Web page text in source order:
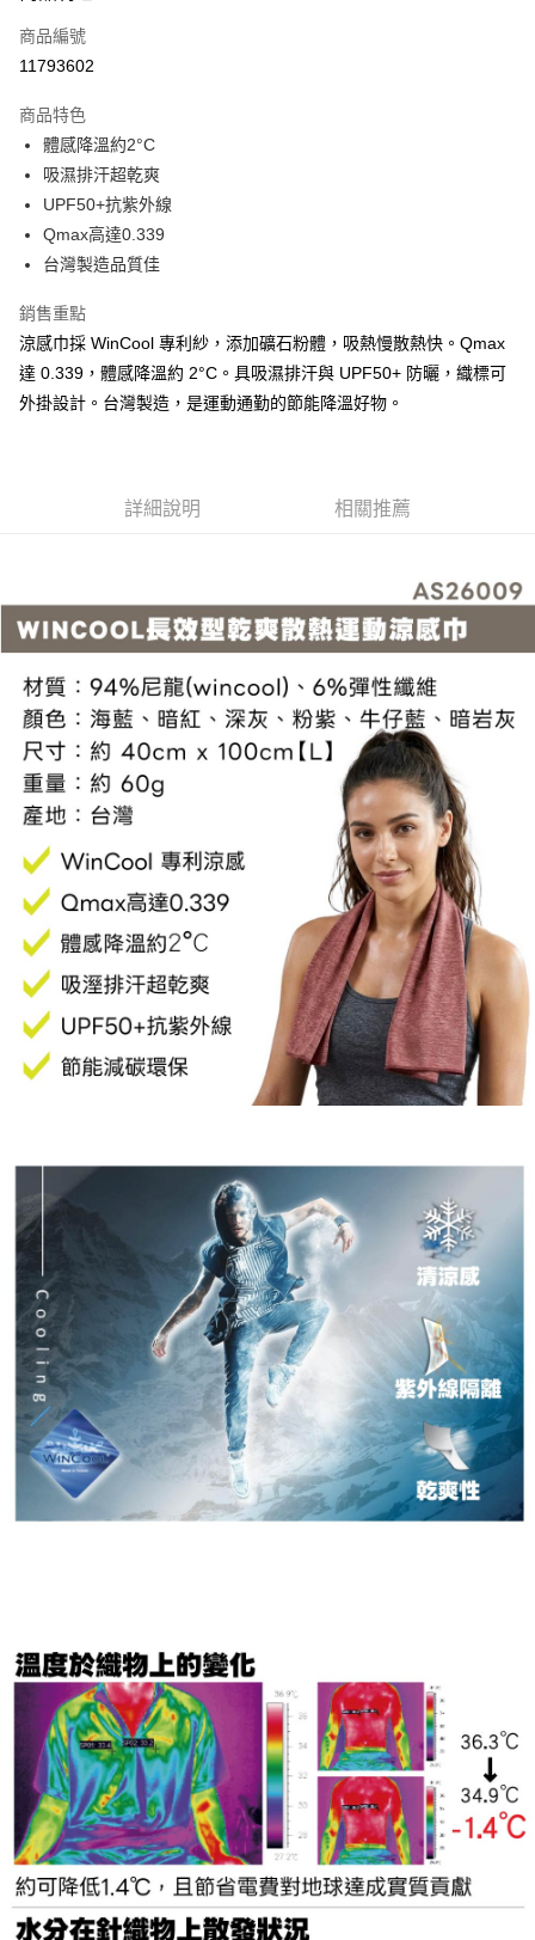
Apple Pay
悠遊付
Google Pay
全盈+PAY
AFTEE先享後付
【關於「AFTEE先享後付」】
AFTEE先享後付是「在收到商品之後才付款」的支付方式。 讓您購物簡單
１．簡單：不需註冊會員、不需綁卡、不需儲值。
２．便利：只要手機號碼，簡訊認證，即可結帳。
結帳頁面，進行簡訊認證並確認金額後，即可完成結帳。
※ 請注意：結帳手續完成當下不需立刻繳費，但若您需要取消訂單，請聯絡
購買商品的店家。未經商家同意取消之訂單仍視為有效，需透過AFTEE先享
後付繳納相關費用。
是否繳費成功／繳費後需取消欲退款等相關疑問，請聯繫「AFTEE先享後付
客戶支援中心」
https://netprotections.freshdesk.com/support/home
【注意事項】
１．透過由恩沛科技股份有限公司提供之「AFTEE先享後付」服務完成之交
易，需依本服務之必要範圍內提供個人資料，並將交易相關給付款項請求債
權轉讓予恩沛科技股份有限公司。
２．關於個人資料處理事宜，請瀏覽以下網址：
https://aftee.tw/terms/#terms3
３．未成年的使用者請事先徵得法定代理人或監護人之同意方可使用
「AFTEE先享後付」，若未經同意申辦者引起之損失，本公司不負相關責
任。
４．使用「AFTEE先享後付」時，將依據個別帳號之用戶狀況，依本公司即
時審查核予不同之上限額度；若仍有額度不足之情形，本公司將視審查結果
請求用戶進行身份認證。
５．嚴禁一人註冊多個帳號或使用他人資訊註冊。若發現惡意使用之情形，
恩沛科技股份有限公司將有權停止該用戶之使用額度並採取法律行動。
ATM付款
運送方式
每筆NT$100，滿NT$799(含以上)免運費
免運費
商品編號
11793602
商品特色
體感降溫約2°C
吸濕排汗超乾爽
UPF50+抗紫外線
Qmax高達0.339
台灣製造品質佳
銷售重點
涼感巾採 WinCool 專利紗，添加礦石粉體，吸熱慢散熱快。Qmax
達 0.339，體感降溫約 2°C。具吸濕排汗與 UPF50+ 防曬，織標可
外掛設計。台灣製造，是運動通勤的節能降溫好物。
詳細說明 相關推薦